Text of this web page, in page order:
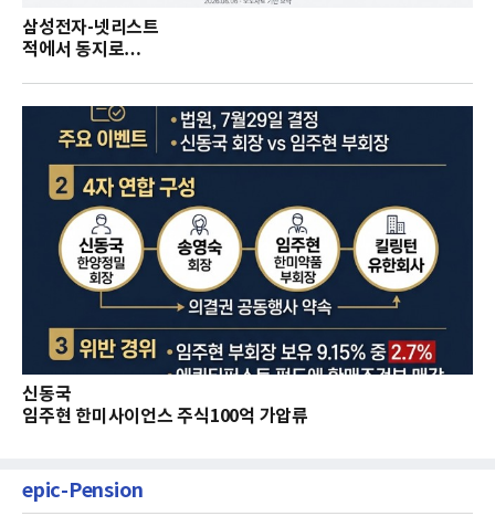
삼성전자-넷리스트
적에서 동지로…
신동국
임주현 한미사이언스 주식100억 가압류
epic-Pension